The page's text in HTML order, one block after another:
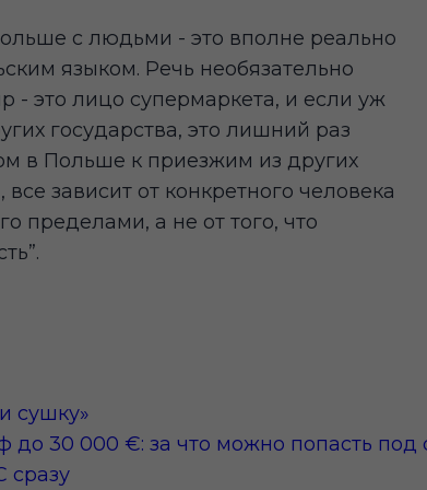
с людьми - это вполне реально
языком. Речь необязательно
- это лицо супермаркета, и если уж
государства, это лишний раз
в Польше к приезжим из других
зависит от конкретного человека
пределами, а не от того, что
сушку»
30 000 €: за что можно попасть под
сразу